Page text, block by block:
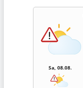
Sa, 08.08.